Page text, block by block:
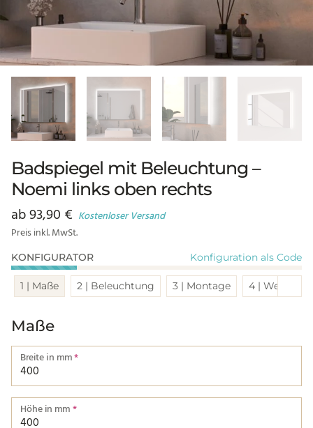
Badspiegel mit Beleuchtung –
Noemi links oben rechts
ab93,90 € Kostenloser Versand
Preis inkl. MwSt.
KONFIGURATOR Konfiguration als Code
1 | Maße 2 | Beleuchtung 3 | Montage 4 | Weitere
Maße
Breite in mm*
Breite von einer Kante bis zur nächsten.
Höhe in mm*